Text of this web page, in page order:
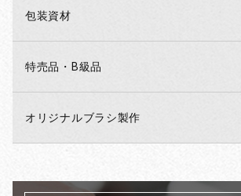
包装資材
特売品・B級品
オリジナルブラシ製作